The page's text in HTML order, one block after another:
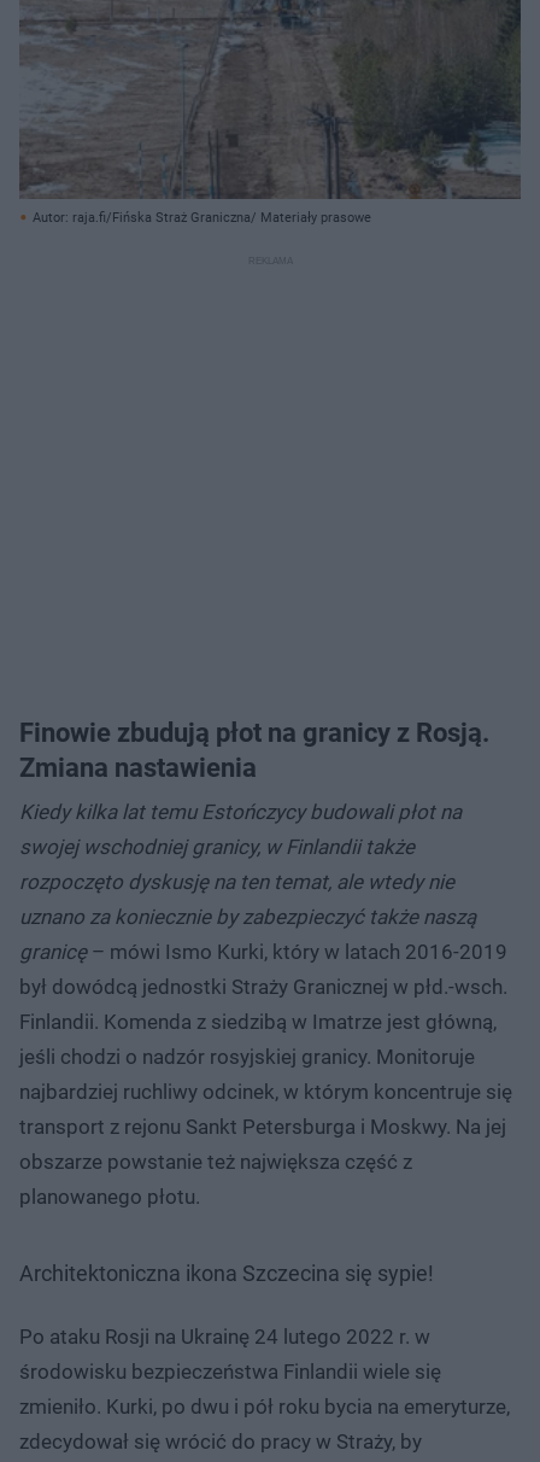
Autor: raja.fi/Fińska Straż Graniczna/ Materiały prasowe
Finowie zbudują płot na granicy z Rosją.
Zmiana nastawienia
Kiedy kilka lat temu Estończycy budowali płot na
swojej wschodniej granicy, w Finlandii także
rozpoczęto dyskusję na ten temat, ale wtedy nie
uznano za koniecznie by zabezpieczyć także naszą
granicę– mówi Ismo Kurki, który w latach 2016-2019
był dowódcą jednostki Straży Granicznej w płd.-wsch.
Finlandii. Komenda z siedzibą w Imatrze jest główną,
jeśli chodzi o nadzór rosyjskiej granicy. Monitoruje
najbardziej ruchliwy odcinek, w którym koncentruje się
transport z rejonu Sankt Petersburga i Moskwy. Na jej
obszarze powstanie też największa część z
planowanego płotu.
Architektoniczna ikona Szczecina się sypie!
Po ataku Rosji na Ukrainę 24 lutego 2022 r. w
środowisku bezpieczeństwa Finlandii wiele się
zmieniło. Kurki, po dwu i pół roku bycia na emeryturze,
zdecydował się wrócić do pracy w Straży, by